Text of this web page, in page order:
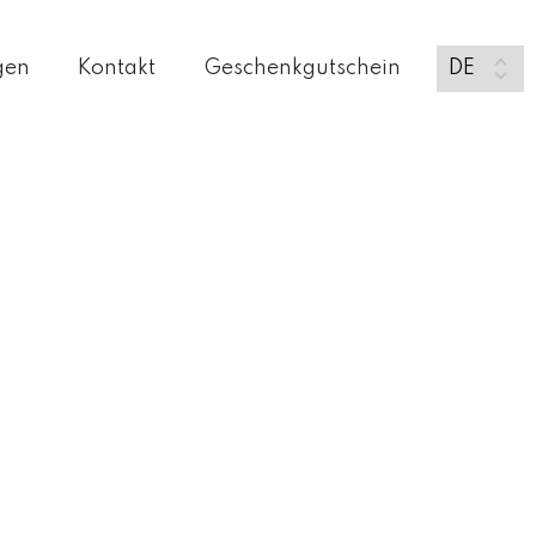
Kontakt Geschenkgutschein